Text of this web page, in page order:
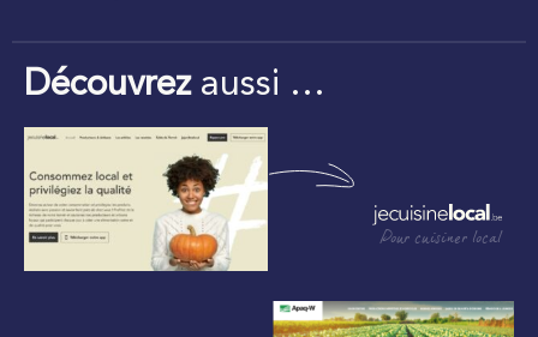
Découvrezaussi …
Pour cuisiner local